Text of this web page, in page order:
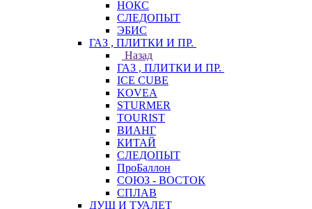
НОКС
СЛЕДОПЫТ
ЭБИС
ГАЗ , ПЛИТКИ И ПР.
Назад
ГАЗ , ПЛИТКИ И ПР.
ICE CUBE
KOVEA
STURMER
TOURIST
ВИАНГ
КИТАЙ
СЛЕДОПЫТ
ПроБаллон
СОЮЗ - ВОСТОК
СПЛАВ
ДУШ И ТУАЛЕТ